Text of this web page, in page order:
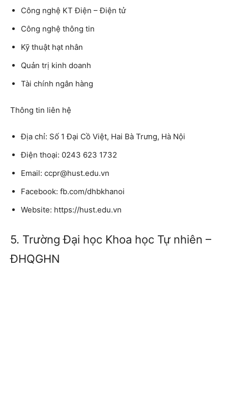
Công nghệ KT Điện – Điện tử
Công nghệ thông tin
Kỹ thuật hạt nhân
Quản trị kinh doanh
Tài chính ngân hàng
Thông tin liên hệ
Địa chỉ: Số 1 Đại Cồ Việt, Hai Bà Trưng, Hà Nội
Điện thoại: 0243 623 1732
Email: ccpr@hust.edu.vn
Facebook: fb.com/dhbkhanoi
Website: https://hust.edu.vn
5. Trường Đại học Khoa học Tự nhiên –
ĐHQGHN